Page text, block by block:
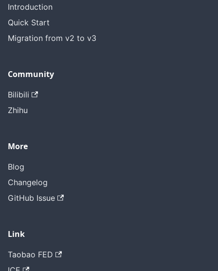
Introduction
Quick Start
Migration from v2 to v3
Community
Bilibili
Zhihu
More
Blog
Changelog
GitHub Issue
Link
Taobao FED